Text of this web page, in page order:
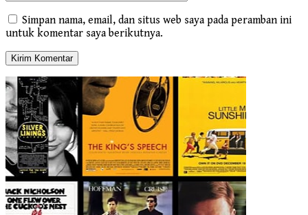
Simpan nama, email, dan situs web saya pada peramban ini
untuk komentar saya berikutnya.